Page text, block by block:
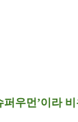
우먼’이라